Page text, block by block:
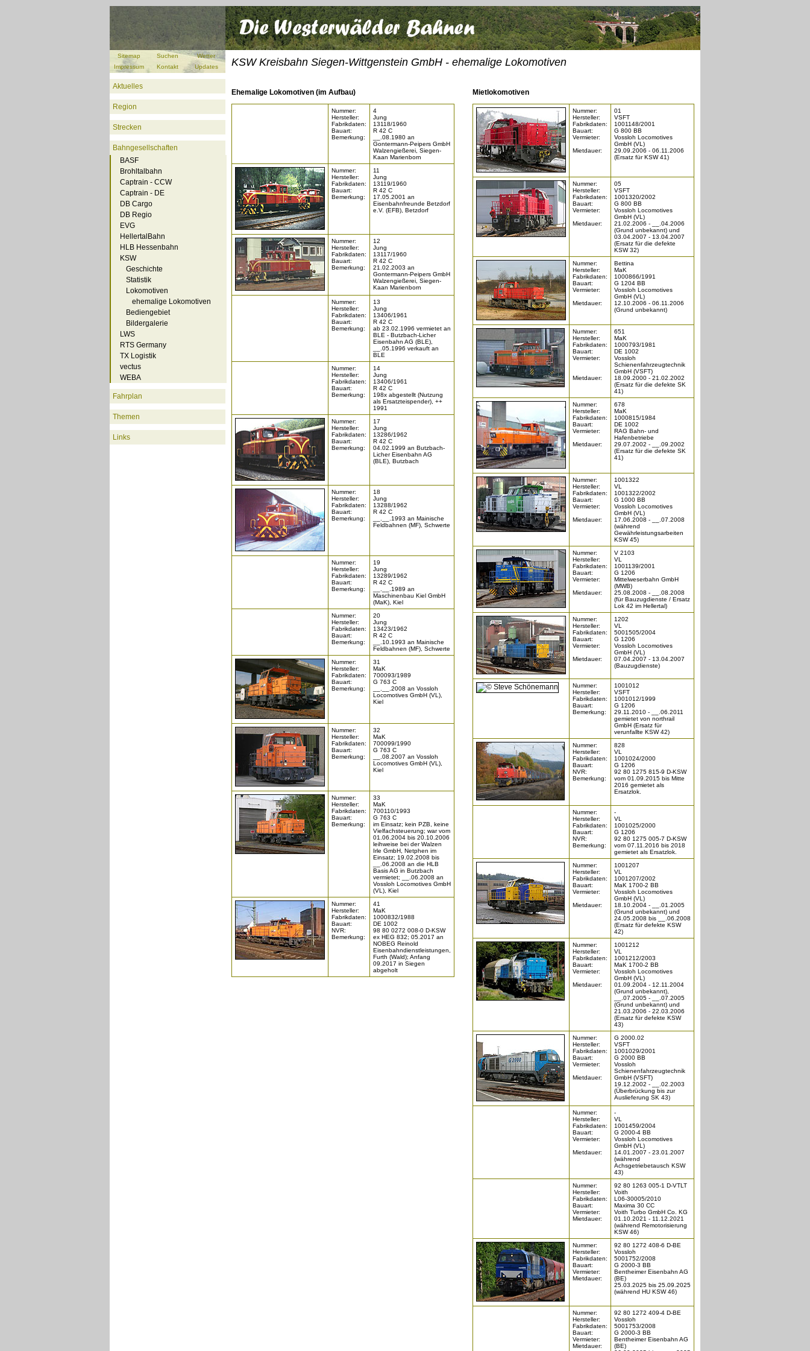
Sitemap Suchen
Wetter
Impressum
Kontakt Updates
Aktuelles
Region
Strecken
Bahngesellschaften
BASF
Brohltalbahn
Captrain - CCW
Captrain - DE
DB Cargo
DB Regio
EVG
HellertalBahn
HLB Hessenbahn
KSW
Geschichte
Statistik
Lokomotiven
ehemalige Lokomotiven
Bediengebiet
Bildergalerie
LWS
RTS Germany
TX Logistik
vectus
WEBA
Fahrplan
Themen
Links
KSW Kreisbahn Siegen-Wittgenstein GmbH - ehemalige Lokomotiven
Ehemalige Lokomotiven (im Aufbau)
Nummer:
Hersteller:
Fabrikdaten:
Bauart:
Bemerkung:
4
Jung
13118/1960
R 42 C
__.08.1980 an
Gontermann-Peipers GmbH
Walzengießerei, Siegen-
Kaan Marienborn
Nummer:
Hersteller:
Fabrikdaten:
Bauart:
Bemerkung:
11
Jung
13119/1960
R 42 C
17.05.2001 an
Eisenbahnfreunde Betzdorf
e.V. (EFB), Betzdorf
Nummer:
Hersteller:
Fabrikdaten:
Bauart:
Bemerkung:
12
Jung
13117/1960
R 42 C
21.02.2003 an
Gontermann-Peipers GmbH
Walzengießerei, Siegen-
Kaan Marienborn
Nummer:
Hersteller:
Fabrikdaten:
Bauart:
Bemerkung:
13
Jung
13406/1961
R 42 C
ab 23.02.1996 vermietet an
BLE - Butzbach-Licher
Eisenbahn AG (BLE),
__.05.1996 verkauft an
BLE
Nummer:
Hersteller:
Fabrikdaten:
Bauart:
Bemerkung:
14
Jung
13406/1961
R 42 C
198x abgestellt (Nutzung
als Ersatzteispender), ++
1991
Nummer:
Hersteller:
Fabrikdaten:
Bauart:
Bemerkung:
17
Jung
13286/1962
R 42 C
04.02.1999 an Butzbach-
Licher Eisenbahn AG
(BLE), Butzbach
Nummer:
Hersteller:
Fabrikdaten:
Bauart:
Bemerkung:
18
Jung
13288/1962
R 42 C
__.__.1993 an Mainische
Feldbahnen (MF), Schwerte
Nummer:
Hersteller:
Fabrikdaten:
Bauart:
Bemerkung:
19
Jung
13289/1962
R 42 C
__.__.1989 an
Maschinenbau Kiel GmbH
(MaK), Kiel
Nummer:
Hersteller:
Fabrikdaten:
Bauart:
Bemerkung:
20
Jung
13423/1962
R 42 C
__.10.1993 an Mainische
Feldbahnen (MF), Schwerte
Nummer:
Hersteller:
Fabrikdaten:
Bauart:
Bemerkung:
31
MaK
700093/1989
G 763 C
__.__.2008 an Vossloh
Locomotives GmbH (VL),
Kiel
Nummer:
Hersteller:
Fabrikdaten:
Bauart:
Bemerkung:
32
MaK
700099/1990
G 763 C
__.08.2007 an Vossloh
Locomotives GmbH (VL),
Kiel
Nummer:
Hersteller:
Fabrikdaten:
Bauart:
Bemerkung:
33
MaK
700110/1993
G 763 C
im Einsatz; kein PZB, keine
Vielfachsteuerung; war vom
01.06.2004 bis 20.10.2006
leihweise bei der Walzen
Irle GmbH, Netphen im
Einsatz; 19.02.2008 bis
__.06.2008 an die HLB
Basis AG in Butzbach
vermietet; __.06.2008 an
Vossloh Locomotives GmbH
(VL), Kiel
Nummer:
Hersteller:
Fabrikdaten:
Bauart:
NVR:
Bemerkung:
41
MaK
1000832/1988
DE 1002
98 80 0272 008-0 D-KSW
ex HEG 832; 05.2017 an
NOBEG Reinold
Eisenbahndienstleistungen,
Furth (Wald); Anfang
09.2017 in Siegen
abgeholt
Mietlokomotiven
Nummer:
Hersteller:
Fabrikdaten:
Bauart:
Vermieter:
Mietdauer:
01
VSFT
1001148/2001
G 800 BB
Vossloh Locomotives
GmbH (VL)
29.09.2006 - 06.11.2006
(Ersatz für KSW 41)
Nummer:
Hersteller:
Fabrikdaten:
Bauart:
Vermieter:
Mietdauer:
05
VSFT
1001320/2002
G 800 BB
Vossloh Locomotives
GmbH (VL)
21.02.2006 - __.04.2006
(Grund unbekannt) und
03.04.2007 - 13.04.2007
(Ersatz für die defekte
KSW 32)
Nummer:
Hersteller:
Fabrikdaten:
Bauart:
Vermieter:
Mietdauer:
Bettina
MaK
1000866/1991
G 1204 BB
Vossloh Locomotives
GmbH (VL)
12.10.2006 - 06.11.2006
(Grund unbekannt)
Nummer:
Hersteller:
Fabrikdaten:
Bauart:
Vermieter:
Mietdauer:
651
MaK
1000793/1981
DE 1002
Vossloh
Schienenfahrzeugtechnik
GmbH (VSFT)
18.09.2000 - 21.02.2002
(Ersatz für die defekte SK
41)
Nummer:
Hersteller:
Fabrikdaten:
Bauart:
Vermieter:
Mietdauer:
678
MaK
1000815/1984
DE 1002
RAG Bahn- und
Hafenbetriebe
29.07.2002 - __.09.2002
(Ersatz für die defekte SK
41)
Nummer:
Hersteller:
Fabrikdaten:
Bauart:
Vermieter:
Mietdauer:
1001322
VL
1001322/2002
G 1000 BB
Vossloh Locomotives
GmbH (VL)
17.06.2008 - __.07.2008
(während
Gewährleistungsarbeiten
KSW 45)
Nummer:
Hersteller:
Fabrikdaten:
Bauart:
Vermieter:
Mietdauer:
V 2103
VL
1001139/2001
G 1206
Mittelweserbahn GmbH
(MWB)
25.08.2008 - __.08.2008
(für Bauzugdienste / Ersatz
Lok 42 im Hellertal)
Nummer:
Hersteller:
Fabrikdaten:
Bauart:
Vermieter:
Mietdauer:
1202
VL
5001505/2004
G 1206
Vossloh Locomotives
GmbH (VL)
07.04.2007 - 13.04.2007
(Bauzugdienste)
Nummer:
Hersteller:
Fabrikdaten:
Bauart:
Bemerkung:
1001012
VSFT
1001012/1999
G 1206
29.11.2010 - __.06.2011
gemietet von northrail
GmbH (Ersatz für
verunfallte KSW 42)
Nummer:
Hersteller:
Fabrikdaten:
Bauart:
NVR:
Bemerkung:
828
VL
1001024/2000
G 1206
92 80 1275 815-9 D-KSW
vom 01.09.2015 bis Mitte
2016 gemietet als
Ersatzlok.
Nummer:
Hersteller:
Fabrikdaten:
Bauart:
NVR:
Bemerkung:
-
VL
1001025/2000
G 1206
92 80 1275 005-7 D-KSW
vom 07.11.2016 bis 2018
gemietet als Ersatzlok.
Nummer:
Hersteller:
Fabrikdaten:
Bauart:
Vermieter:
Mietdauer:
1001207
VL
1001207/2002
MaK 1700-2 BB
Vossloh Locomotives
GmbH (VL)
18.10.2004 - __.01.2005
(Grund unbekannt) und
24.05.2008 bis __.06.2008
(Ersatz für defekte KSW
42)
Nummer:
Hersteller:
Fabrikdaten:
Bauart:
Vermieter:
Mietdauer:
1001212
VL
1001212/2003
MaK 1700-2 BB
Vossloh Locomotives
GmbH (VL)
01.09.2004 - 12.11.2004
(Grund unbekannt),
__.07.2005 - __.07.2005
(Grund unbekannt) und
21.03.2006 - 22.03.2006
(Ersatz für defekte KSW
43)
Nummer:
Hersteller:
Fabrikdaten:
Bauart:
Vermieter:
Mietdauer:
G 2000.02
VSFT
1001029/2001
G 2000 BB
Vossloh
Schienenfahrzeugtechnik
GmbH (VSFT)
19.12.2002 - __.02.2003
(Überbrückung bis zur
Auslieferung SK 43)
Nummer:
Hersteller:
Fabrikdaten:
Bauart:
Vermieter:
Mietdauer:
-
VL
1001459/2004
G 2000-4 BB
Vossloh Locomotives
GmbH (VL)
14.01.2007 - 23.01.2007
(während
Achsgetriebetausch KSW
43)
Nummer:
Hersteller:
Fabrikdaten:
Bauart:
Vermieter:
Mietdauer:
92 80 1263 005-1 D-VTLT
Voith
L06-30005/2010
Maxima 30 CC
Voith Turbo GmbH Co. KG
01.10.2021 - 11.12.2021
(während Remotorisierung
KSW 46)
Nummer:
Hersteller:
Fabrikdaten:
Bauart:
Vermieter:
Mietdauer:
92 80 1272 408-6 D-BE
Vossloh
5001752/2008
G 2000-3 BB
Bentheimer Eisenbahn AG
(BE)
25.03.2025 bis 25.09.2025
(während HU KSW 46)
Nummer:
Hersteller:
Fabrikdaten:
Bauart:
Vermieter:
Mietdauer:
92 80 1272 409-4 D-BE
Vossloh
5001753/2008
G 2000-3 BB
Bentheimer Eisenbahn AG
(BE)